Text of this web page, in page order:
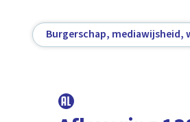
Burgerschap, mediawijsheid,